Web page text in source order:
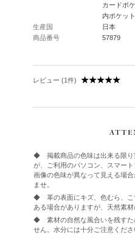
カードポ
内ポケッ
生産国
日本
商品番号
57879
レビュー (1件)
◆ 掲載商品の色味は出来る限り
が、ご利用のパソコン、スマー
画像の色味が異なって見える場
ませ。
◆ 革の表面にキズ、色むら、こ
ある場合がありますが、天然素
◆ 素材の自然な風合いを残すた
せん。水分には十分ご注意くださ